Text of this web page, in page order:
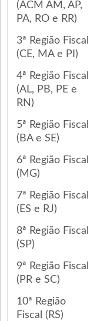
(ACM AM, AP,
PA, RO e RR)
3ª Região Fiscal
(CE, MA e PI)
4ª Região Fiscal
(AL, PB, PE e
RN)
5ª Região Fiscal
(BA e SE)
6ª Região Fiscal
(MG)
7ª Região Fiscal
(ES e RJ)
8ª Região Fiscal
(SP)
9ª Região Fiscal
(PR e SC)
10ª Região
Fiscal (RS)